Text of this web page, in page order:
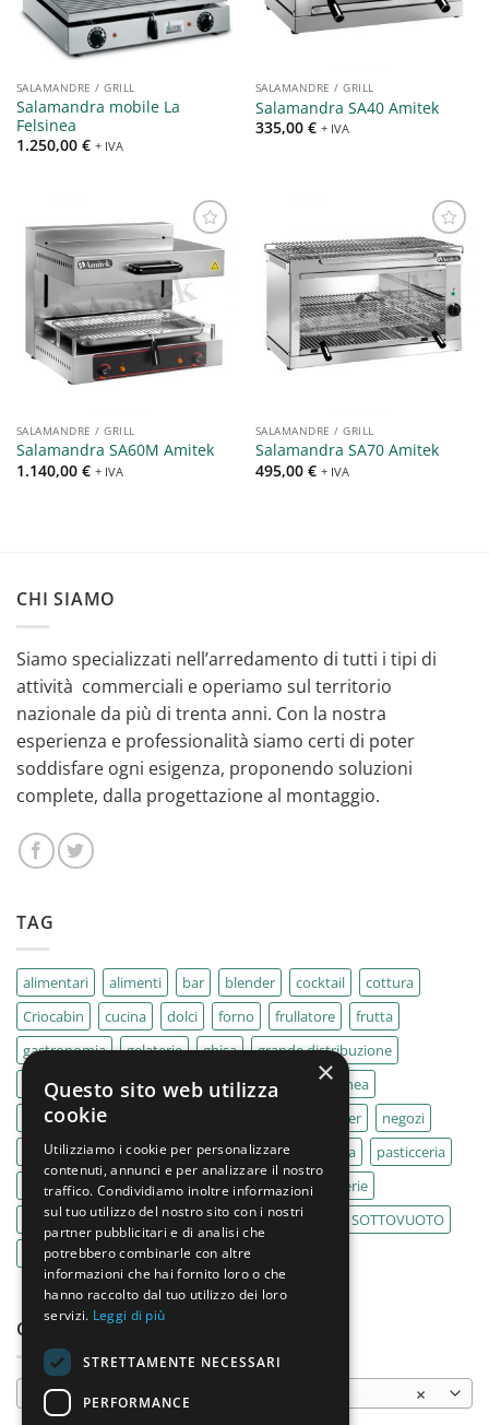
SALAMANDRE / GRILL
Salamandra mobile La
Felsinea
1.250,00 € + IVA
SALAMANDRE / GRILL
Salamandra SA40 Amitek
335,00 € + IVA
Aggiungi
alla lista
dei
desideri
SALAMANDRE / GRILL
Salamandra SA60M Amitek
1.140,00 € + IVA
Aggiungi
alla lista
dei
desideri
SALAMANDRE / GRILL
Salamandra SA70 Amitek
495,00 € + IVA
CHI SIAMO
Siamo specializzati nell’arredamento di tutti i tipi di
attività commerciali e operiamo sul territorio
nazionale da più di trenta anni. Con la nostra
esperienza e professionalità siamo certi di poter
soddisfare ogni esigenza, proponendo soluzioni
complete, dalla progettazione al montaggio.
TAG
alimentari alimenti bar blender cocktail
cottura
Criocabin
cucina dolci forno frullatore
frutta
gastronomia
gelaterie ghisa
grande distribuzione
IMPASTATRICE
impastatrici kebab
La Felsinea
MACELLERIA
mixer
negozi
Outlet
pane panifici panificio paninoteca
pasticceria
pasticcerie
pescherie pizza pizzeria
pizzerie
PLANETARIA
pub ristoranti ristorazione
SOTTOVUOTO
supermercati
tavole calde tostiere
CATEGORIE PRODOTTO
×
Salamandre elettriche
×
Questo sito web utilizza
cookie
Utilizziamo i cookie per personalizzare
contenuti, annunci e per analizzare il nostro
traffico. Condividiamo inoltre informazioni
sul tuo utilizzo del nostro sito con i nostri
partner pubblicitari e di analisi che
potrebbero combinarle con altre
informazioni che hai fornito loro o che
hanno raccolto dal tuo utilizzo dei loro
servizi. Leggi di più
STRETTAMENTE NECESSARI
PERFORMANCE